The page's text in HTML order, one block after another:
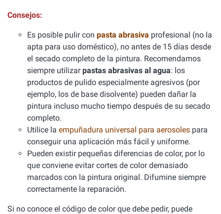
Consejos:
Es posible pulir con pasta abrasiva profesional (no la
apta para uso doméstico), no antes de 15 días desde
el secado completo de la pintura. Recomendamos
siempre utilizarpastas abrasivas al agua: los
productos de pulido especialmente agresivos (por
ejemplo, los de base disolvente) pueden dañar la
pintura incluso mucho tiempo después de su secado
completo.
Utilice la empuñadura universal para aerosoles para
conseguir una aplicación más fácil y uniforme.
Pueden existir pequeñas diferencias de color, por lo
que conviene evitar cortes de color demasiado
marcados con la pintura original. Difumine siempre
correctamente la reparación.
Si no conoce el código de color que debe pedir, puede